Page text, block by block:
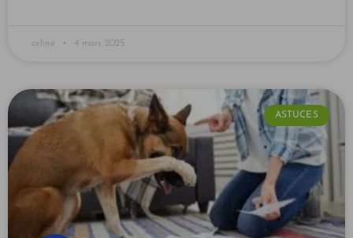
celine 4 mars 2025
ASTUCES